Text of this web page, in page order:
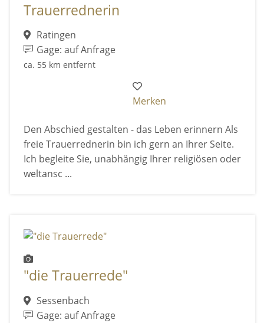
Trauerrednerin
Ratingen
Gage: auf Anfrage
ca. 55 km entfernt
Merken
Den Abschied gestalten - das Leben erinnern Als
freie Trauerrednerin bin ich gern an Ihrer Seite.
Ich begleite Sie, unabhängig Ihrer religiösen oder
weltansc ...
"die Trauerrede"
Sessenbach
Gage: auf Anfrage